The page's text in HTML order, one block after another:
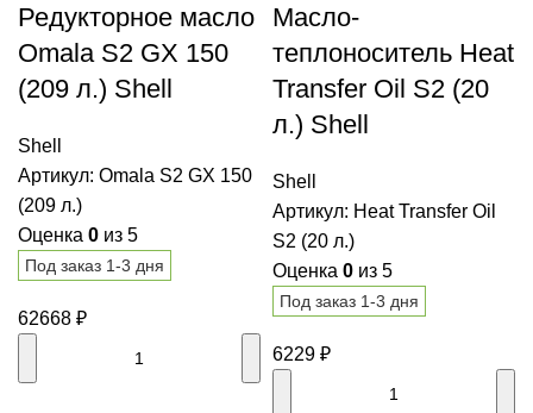
Редукторное масло
Omala S2 GX 150
(209 л.) Shell
Shell
Артикул: Omala S2 GX 150
(209 л.)
Оценка 0 из 5
Под заказ 1-3 дня
62668 ₽
Масло-
теплоноситель Heat
Transfer Oil S2 (20
л.) Shell
Shell
Артикул: Heat Transfer Oil
S2 (20 л.)
Оценка 0 из 5
Под заказ 1-3 дня
6229 ₽